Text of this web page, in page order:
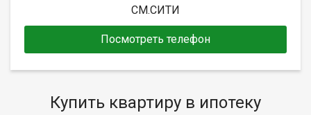
СМ.СИТИ
Посмотреть телефон
Купить квартиру в ипотеку